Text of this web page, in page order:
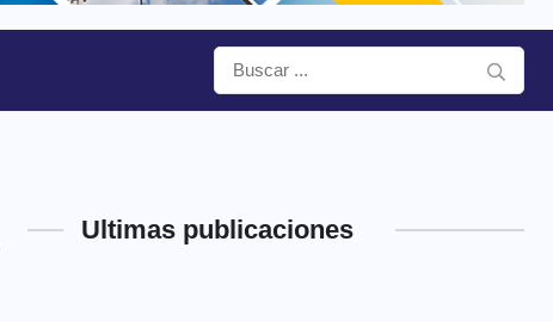
Ultimas publicaciones